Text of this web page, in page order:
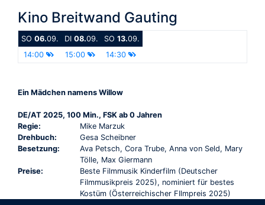
Kino Breitwand Gauting
SO 06.09. DI 08.09. SO 13.09.
14:00
15:00 14:30
Ein Mädchen namens Willow
DE/AT 2025, 100 Min., FSK ab 0 Jahren
Regie:
Mike Marzuk
Drehbuch:
Gesa Scheibner
Besetzung:
Ava Petsch, Cora Trube, Anna von Seld, Mary
Tölle, Max Giermann
Preise:
Beste Filmmusik Kinderfilm (Deutscher
Filmmusikpreis 2025), nominiert für bestes
Kostüm (Österreichischer FIlmpreis 2025)